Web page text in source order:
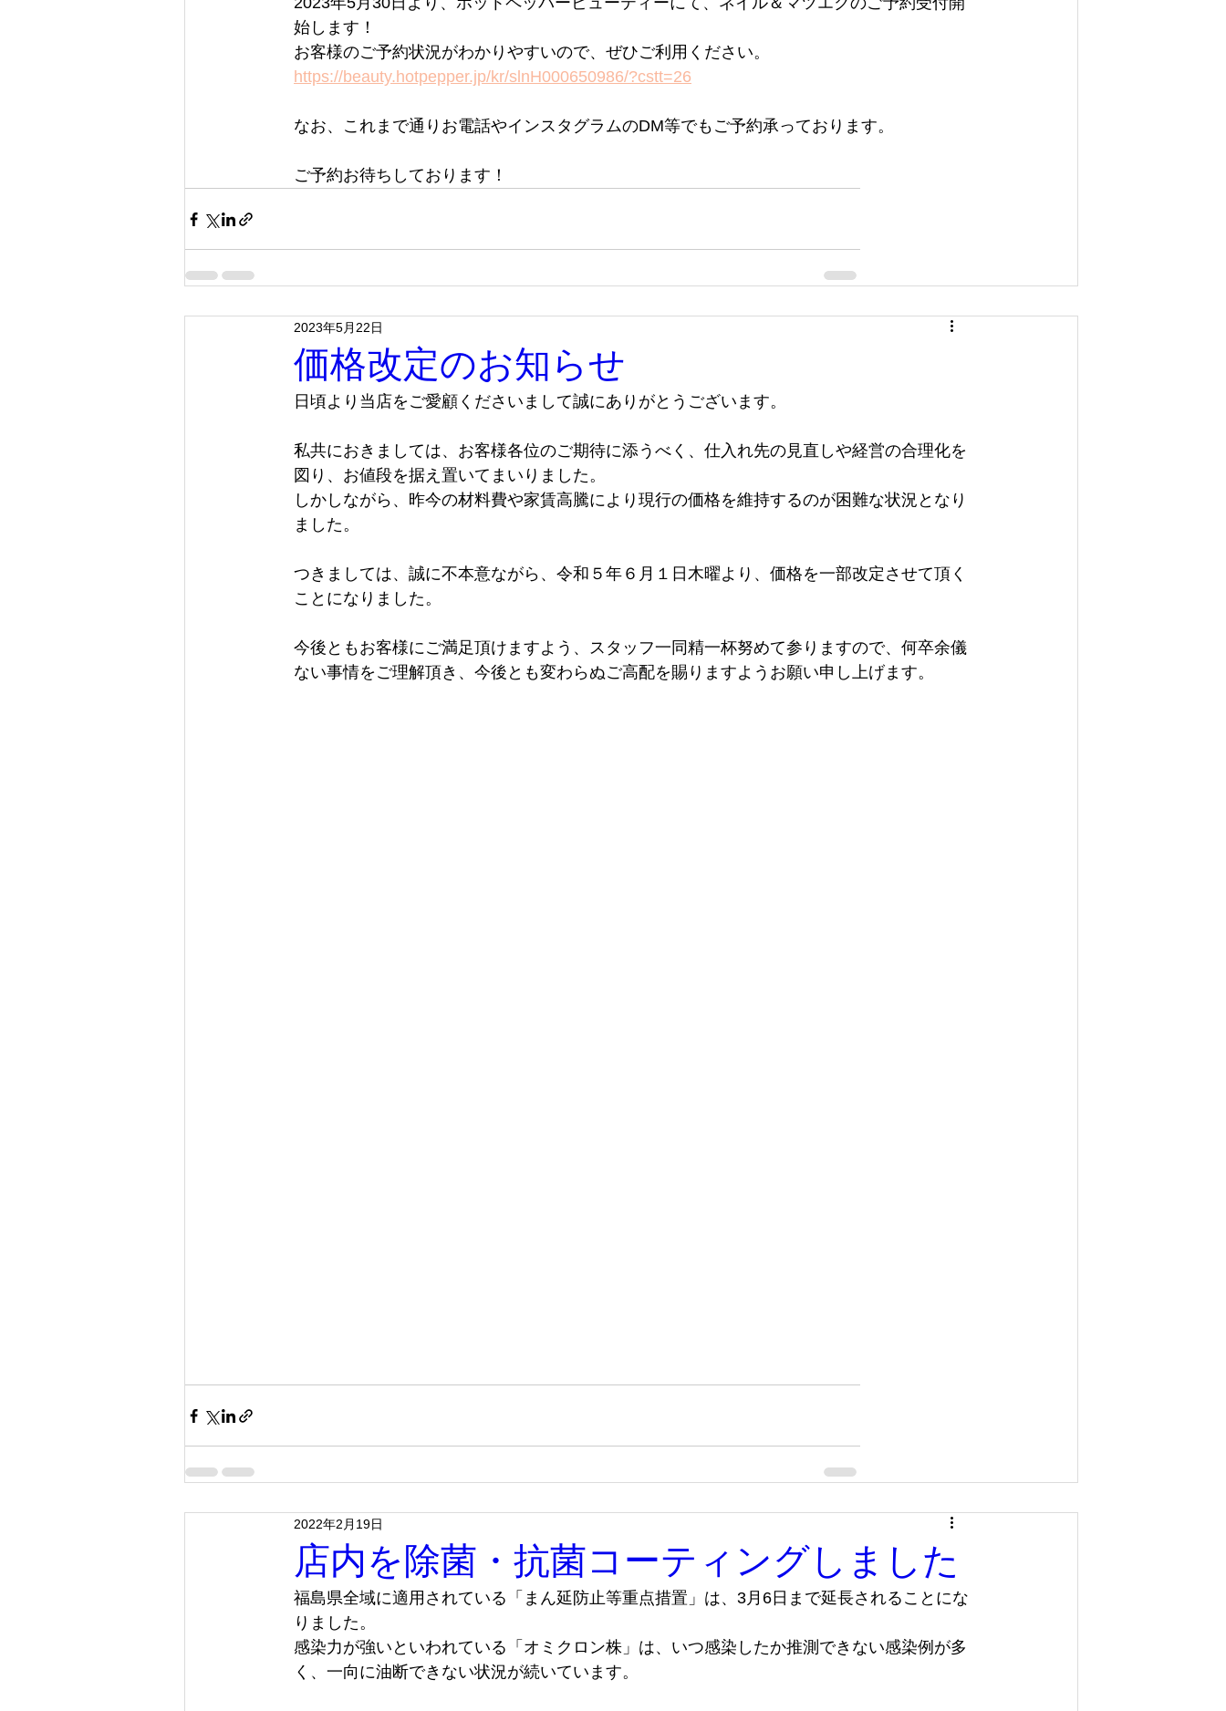
始します！
お客様のご予約状況がわかりやすいので、ぜひご利用ください。
https://beauty.hotpepper.jp/kr/slnH000650986/?cstt=26
なお、これまで通りお電話やインスタグラムのDM等でもご予約承っております。
ご予約お待ちしております！
価格改定のお知らせ
2023年5月22日
日頃より当店をご愛顧くださいまして誠にありがとうございます。
私共におきましては、お客様各位のご期待に添うべく、仕入れ先の見直しや経営の合理化を
図り、お値段を据え置いてまいりました。
しかしながら、昨今の材料費や家賃高騰により現行の価格を維持するのが困難な状況となり
ました。
つきましては、誠に不本意ながら、令和５年６月１日木曜より、価格を一部改定させて頂く
ことになりました。
今後ともお客様にご満足頂けますよう、スタッフ一同精一杯努めて参りますので、何卒余儀
ない事情をご理解頂き、今後とも変わらぬご高配を賜りますようお願い申し上げます。
店内を除菌・抗菌コーティングしました
2022年2月19日
福島県全域に適用されている「まん延防止等重点措置」は、3月6日まで延長されることにな
りました。
感染力が強いといわれている「オミクロン株」は、いつ感染したか推測できない感染例が多
く、一向に油断できない状況が続いています。